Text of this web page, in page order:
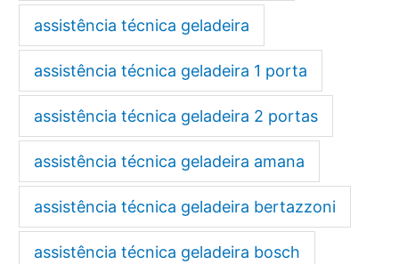
assistência técnica geladeira
assistência técnica geladeira 1 porta
assistência técnica geladeira 2 portas
assistência técnica geladeira amana
assistência técnica geladeira bertazzoni
assistência técnica geladeira bosch